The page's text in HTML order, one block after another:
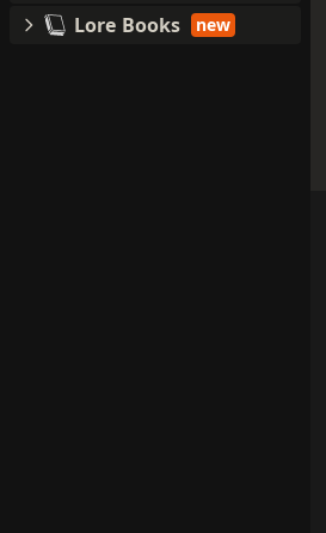
Lore Books
new